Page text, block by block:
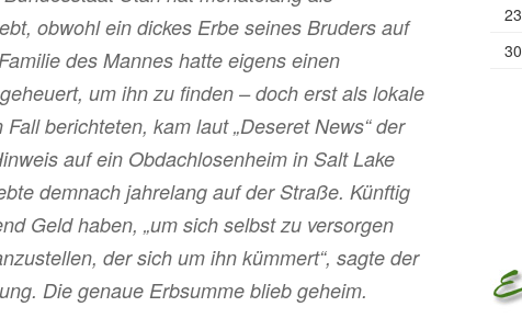
obwohl ein dickes Erbe seines Bruders auf
des Mannes hatte eigens einen
um ihn zu finden – doch erst als lokale
berichteten, kam laut „Deseret News“ der
auf ein Obdachlosenheim in Salt Lake
demnach jahrelang auf der Straße. Künftig
Geld haben, „um sich selbst zu versorgen
der sich um ihn kümmert“, sagte der
Die genaue Erbsumme blieb geheim.
23
30